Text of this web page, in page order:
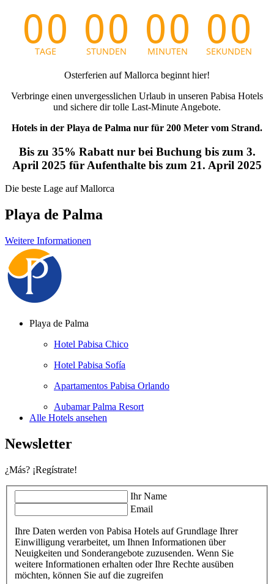
Osterferien auf Mallorca beginnt hier!
Verbringe einen unvergesslichen Urlaub in unseren Pabisa Hotels
und sichere dir tolle Last-Minute Angebote.
Hotels in der Playa de Palma nur für 200 Meter vom Strand.
Bis zu 35% Rabatt nur bei Buchung bis zum 3.
April 2025 für Aufenthalte bis zum 21. April 2025
Die beste Lage auf Mallorca
Playa de Palma
Weitere Informationen
Playa de Palma
Hotel Pabisa Chico
Hotel Pabisa Sofía
Apartamentos Pabisa Orlando
Aubamar Palma Resort
Alle Hotels ansehen
Newsletter
¿Más? ¡Regístrate!
Ihr Name
Email
Ihre Daten werden von Pabisa Hotels auf Grundlage Ihrer
Einwilligung verarbeitet, um Ihnen Informationen über
Neuigkeiten und Sonderangebote zuzusenden. Wenn Sie
weitere Informationen erhalten oder Ihre Rechte ausüben
möchten, können Sie auf die zugreifen